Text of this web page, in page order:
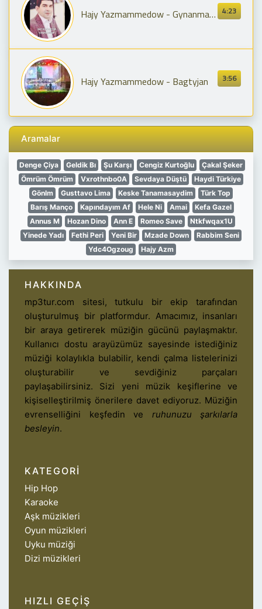
4:23
Hajy Yazmammedow - Gynanma dostum
3:56
Hajy Yazmammedow - Bagtyjan
Aramalar
Denge Çiya Geldik Bı Şu Karşı Cengiz Kurtoğlu
Çakal Şeker
Ömrüm Ömrüm
Vxrothnbo0A Sevdaya Düştü
Haydi Türkiye
Gönlm
Gusttavo Lima Keske Tanamasaydim
Türk Top
Barış Manço
Kapındayım Af Hele Ni Amai
Kefa Gazel
Annus M
Hozan Dino Ann E Romeo Save
Ntkfwqax1U
Yinede Yadı
Fethi Peri Yeni Bir Mzade Down
Rabbim Seni
Ydc4Ogzoug
Hajy Azm
HAKKINDA
mp3tur.com sitesi, tutkulu bir ekip tarafından
oluşturulmuş bir platformdur. Amacımız, insanları
bir araya getirerek müziğin gücünü paylaşmaktır.
Kullanıcı dostu arayüzümüz sayesinde istediğiniz
müziği kolaylıkla bulabilir, kendi çalma listelerinizi
oluşturabilir ve sevdiğiniz parçaları
paylaşabilirsiniz. Sizi yeni müzik keşiflerine ve
kişiselleştirilmiş önerilere davet ediyoruz. Müziğin
evrenselliğini keşfedin ve ruhunuzu şarkılarla
besleyin.
KATEGORI
Hip Hop
Karaoke
Aşk müzikleri
Oyun müzikleri
Uyku müziği
Dizi müzikleri
HIZLI GEÇIŞ